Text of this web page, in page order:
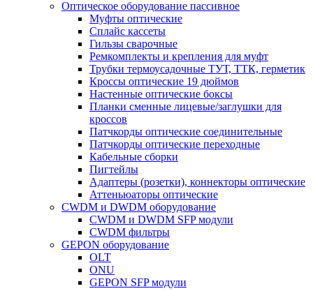
Оптическое оборудование пассивное
Муфты оптические
Сплайс кассеты
Гильзы сварочные
Ремкомплекты и крепления для муфт
Трубки термоусадочные ТУТ, ТТК, герметик
Кроссы оптические 19 дюймов
Настенные оптические боксы
Планки сменные лицевые/заглушки для
кроссов
Патчкорды оптические соединительные
Патчкорды оптические переходные
Кабельные сборки
Пигтейлы
Адаптеры (розетки), коннекторы оптические
Аттеньюаторы оптические
CWDM и DWDM оборудование
CWDM и DWDM SFP модули
CWDM фильтры
GEPON оборудование
OLT
ONU
GEPON SFP модули